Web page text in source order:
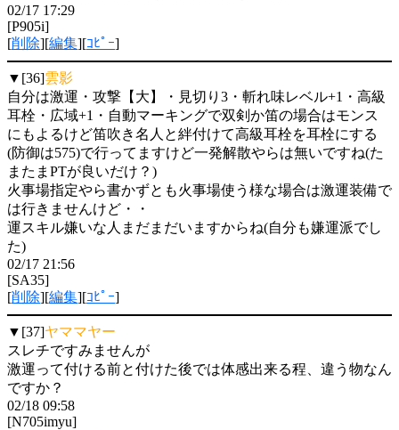
02/17 17:29
[P905i]
[削除][編集][ｺﾋﾟｰ]
▼[36]雲影
自分は激運・攻撃【大】・見切り3・斬れ味レベル+1・高級
耳栓・広域+1・自動マーキングで双剣か笛の場合はモンス
にもよるけど笛吹き名人と絆付けて高級耳栓を耳栓にする
(防御は575)で行ってますけど一発解散やらは無いですね(た
またまPTが良いだけ？)
火事場指定やら書かずとも火事場使う様な場合は激運装備で
は行きませんけど・・
運スキル嫌いな人まだまだいますからね(自分も嫌運派でし
た)
02/17 21:56
[SA35]
[削除][編集][ｺﾋﾟｰ]
▼[37]ヤママヤー
スレチですみませんが
激運って付ける前と付けた後では体感出来る程、違う物なん
ですか？
02/18 09:58
[N705imyu]